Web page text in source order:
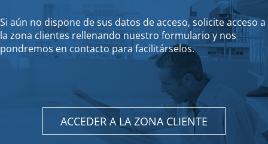
Si aún no dispone de sus datos de acceso, solicite acceso a
la zona clientes rellenando nuestro formulario y nos
pondremos en contacto para facilitárselos.
ACCEDER A LA ZONA CLIENTE